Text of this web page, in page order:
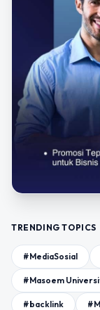
TRENDING TOPICS
#MediaSosial
#Masoem
#backlink